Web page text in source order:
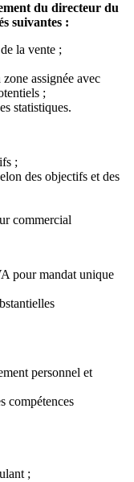
du directeur du
suivantes :
la vente ;
assignée avec
;
statistiques.
;
des objectifs et des
commercial
pour mandat unique
personnel et
compétences
;